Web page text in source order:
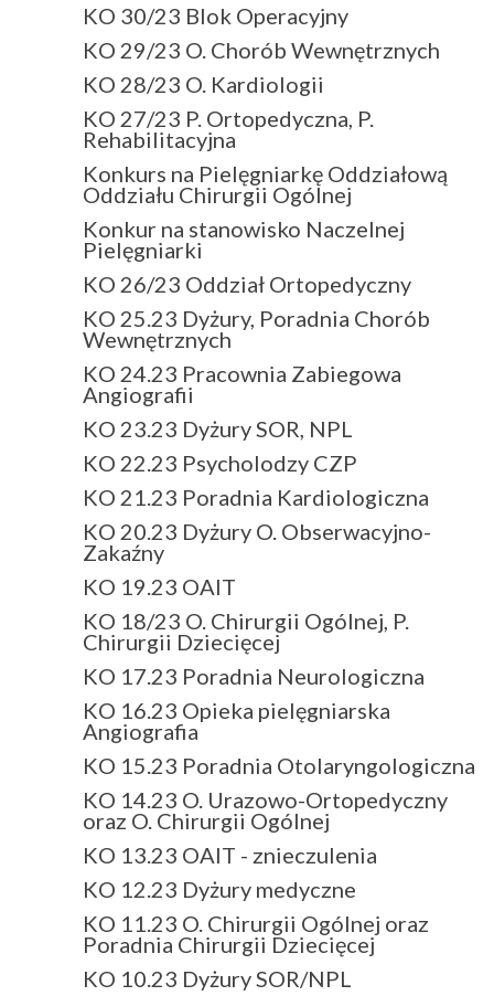
KO 30/23 Blok Operacyjny
KO 29/23 O. Chorób Wewnętrznych
KO 28/23 O. Kardiologii
KO 27/23 P. Ortopedyczna, P.
Rehabilitacyjna
Konkurs na Pielęgniarkę Oddziałową
Oddziału Chirurgii Ogólnej
Konkur na stanowisko Naczelnej
Pielęgniarki
KO 26/23 Oddział Ortopedyczny
KO 25.23 Dyżury, Poradnia Chorób
Wewnętrznych
KO 24.23 Pracownia Zabiegowa
Angiografii
KO 23.23 Dyżury SOR, NPL
KO 22.23 Psycholodzy CZP
KO 21.23 Poradnia Kardiologiczna
KO 20.23 Dyżury O. Obserwacyjno-
Zakaźny
KO 19.23 OAIT
KO 18/23 O. Chirurgii Ogólnej, P.
Chirurgii Dziecięcej
KO 17.23 Poradnia Neurologiczna
KO 16.23 Opieka pielęgniarska
Angiografia
KO 15.23 Poradnia Otolaryngologiczna
KO 14.23 O. Urazowo-Ortopedyczny
oraz O. Chirurgii Ogólnej
KO 13.23 OAIT - znieczulenia
KO 12.23 Dyżury medyczne
KO 11.23 O. Chirurgii Ogólnej oraz
Poradnia Chirurgii Dziecięcej
KO 10.23 Dyżury SOR/NPL